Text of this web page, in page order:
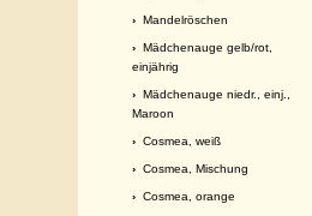
› Mandelröschen
› Mädchenauge gelb/rot,
einjährig
› Mädchenauge niedr., einj.,
Maroon
› Cosmea, weiß
› Cosmea, Mischung
› Cosmea, orange